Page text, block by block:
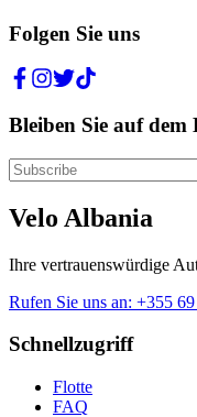
Folgen Sie uns
Bleiben Sie auf dem
Velo Albania
Ihre vertrauenswürdige
Rufen Sie uns an: +355
Schnellzugriff
Flotte
FAQ